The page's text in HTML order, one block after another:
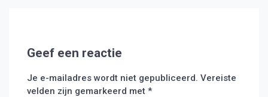
Geef een reactie
Je e-mailadres wordt niet gepubliceerd. Vereiste
velden zijn gemarkeerd met *